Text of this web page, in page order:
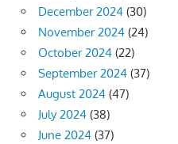
December 2024 (30)
November 2024 (24)
October 2024 (22)
September 2024 (37)
August 2024 (47)
July 2024 (38)
June 2024 (37)